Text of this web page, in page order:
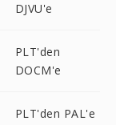
DJVU'e
PLT'den
DOCM'e
PLT'den PAL'e